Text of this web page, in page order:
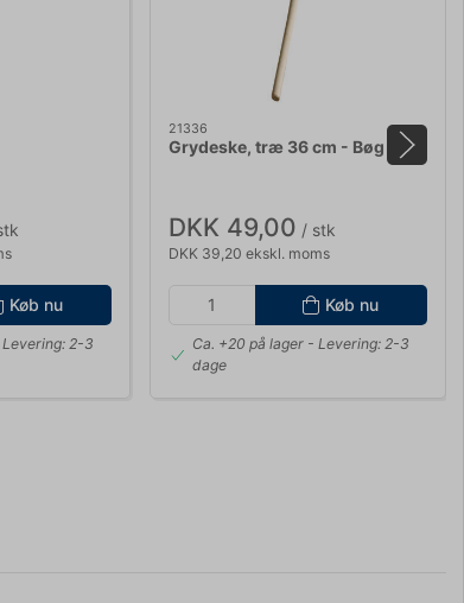
Køb nu
2-3
21336
Grydeske, træ 36 cm - Bøg
DKK 49,00 / stk
DKK 39,20 ekskl. moms
Køb nu
Ca. +20 på lager- Levering: 2-3
dage